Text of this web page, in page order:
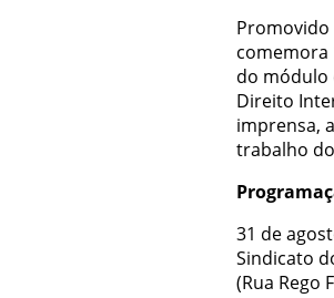
Promovido
comemora
do módulo
Direito
imprensa,
trabalho
31 de
Sindicato
(Rua Rego